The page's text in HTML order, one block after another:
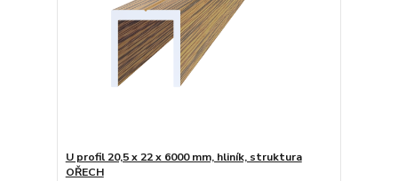
U profil 20,5 x 22 x 6000 mm, hliník, struktura
OŘECH